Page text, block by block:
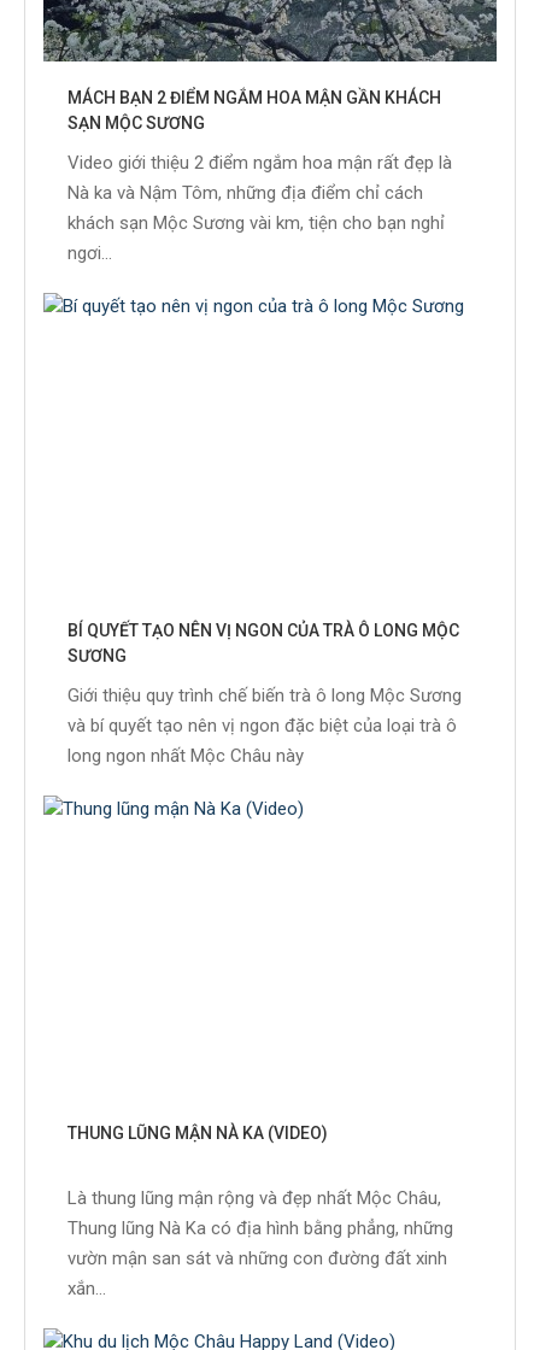
MÁCH BẠN 2 ĐIỂM NGẮM HOA MẬN GẦN KHÁCH
SẠN MỘC SƯƠNG
Video giới thiệu 2 điểm ngắm hoa mận rất đẹp là
Nà ka và Nậm Tôm, những địa điểm chỉ cách
khách sạn Mộc Sương vài km, tiện cho bạn nghỉ
ngơi...
BÍ QUYẾT TẠO NÊN VỊ NGON CỦA TRÀ Ô LONG MỘC
SƯƠNG
Giới thiệu quy trình chế biến trà ô long Mộc Sương
và bí quyết tạo nên vị ngon đặc biệt của loại trà ô
long ngon nhất Mộc Châu này
THUNG LŨNG MẬN NÀ KA (VIDEO)
Là thung lũng mận rộng và đẹp nhất Mộc Châu,
Thung lũng Nà Ka có địa hình bằng phẳng, những
vườn mận san sát và những con đường đất xinh
xắn...